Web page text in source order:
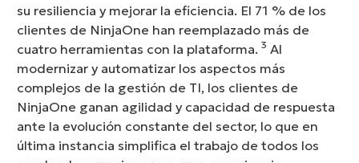
su resiliencia y mejorar la eficiencia. El 71 % de los
clientes de NinjaOne han reemplazado más de
cuatro herramientas con la plataforma. 3 Al
modernizar y automatizar los aspectos más
complejos de la gestión de TI, los clientes de
NinjaOne ganan agilidad y capacidad de respuesta
ante la evolución constante del sector, lo que en
última instancia simplifica el trabajo de todos los